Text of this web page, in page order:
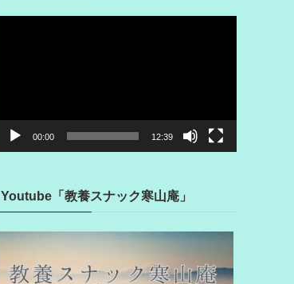
00:00 12:39
Youtube「教養スナック寒山庵」